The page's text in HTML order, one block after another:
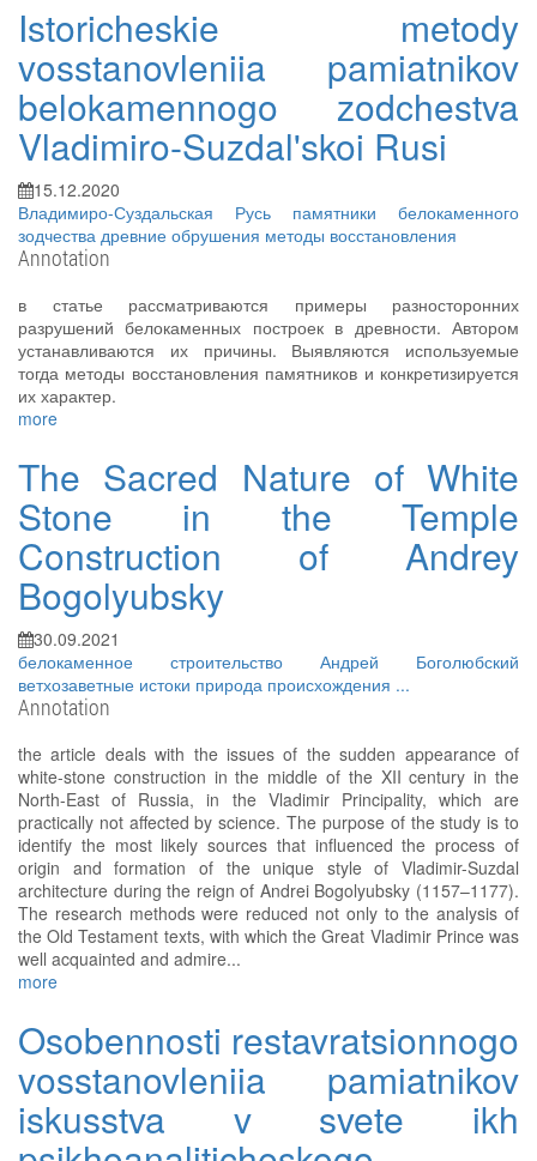
Istoricheskie metody
vosstanovleniia pamiatnikov
belokamennogo zodchestva
Vladimiro-Suzdal'skoi Rusi
15.12.2020
Владимиро-Суздальская Русь памятники белокаменного
зодчества древние обрушения методы восстановления
Annotation
в статье рассматриваются примеры разносторонних
разрушений белокаменных построек в древности. Автором
устанавливаются их причины. Выявляются используемые
тогда методы восстановления памятников и конкретизируется
их характер.
more
The Sacred Nature of White
Stone in the Temple
Construction of Andrey
Bogolyubsky
30.09.2021
белокаменное строительство Андрей Боголюбский
ветхозаветные истоки природа происхождения ...
Annotation
the article deals with the issues of the sudden appearance of
white-stone construction in the middle of the XII century in the
North-East of Russia, in the Vladimir Principality, which are
practically not affected by science. The purpose of the study is to
identify the most likely sources that influenced the process of
origin and formation of the unique style of Vladimir-Suzdal
architecture during the reign of Andrei Bogolyubsky (1157–1177).
The research methods were reduced not only to the analysis of
the Old Testament texts, with which the Great Vladimir Prince was
well acquainted and admire...
more
Osobennosti restavratsionnogo
vosstanovleniia pamiatnikov
iskusstva v svete ikh